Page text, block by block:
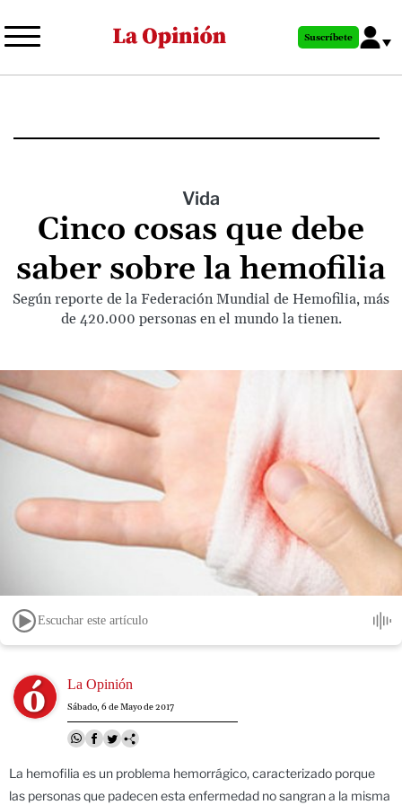
al
principal
Suscríbete
Vida
Cinco cosas que debe
saber sobre la hemofilia
Según reporte de la Federación Mundial de Hemofilia, más
de 420.000 personas en el mundo la tienen.
Escuchar este artículo
Image La Opinión
Sábado, 6 de Mayo de 2017
La hemofilia es un problema hemorrágico, caracterizado porque
las personas que padecen esta enfermedad no sangran a la misma